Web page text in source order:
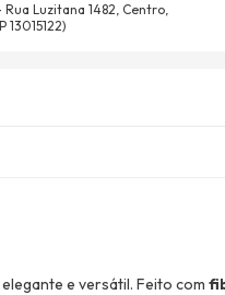
Luzitana 1482, Centro,
13015122)
e versátil. Feito com